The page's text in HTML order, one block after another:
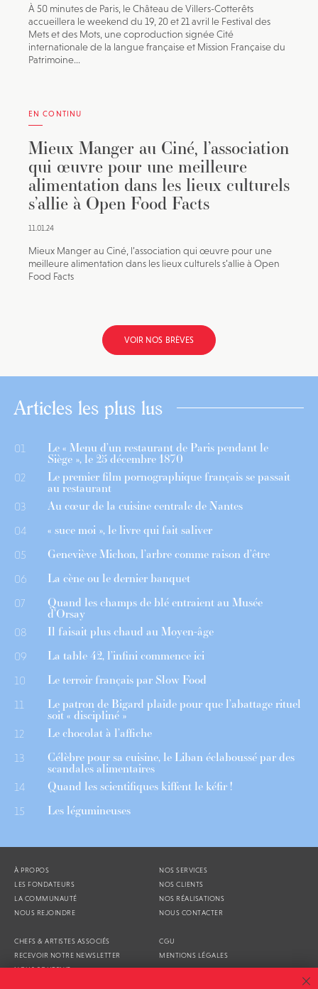
À 50 minutes de Paris, le Château de Villers-Cotterêts
accueillera le weekend du 19, 20 et 21 avril le Festival des
Mets et des Mots, une coproduction signée Cité
internationale de la langue française et Mission Française du
Patrimoine...
EN CONTINU
Mieux Manger au Ciné, l’association
qui œuvre pour une meilleure
alimentation dans les lieux culturels
s’allie à Open Food Facts
11.01.24
Mieux Manger au Ciné, l’association qui œuvre pour une
meilleure alimentation dans les lieux culturels s’allie à Open
Food Facts
VOIR NOS BRÈVES
Articles les plus lus
01 Le « Menu d’un restaurant de Paris pendant le
Siège », le 25 décembre 1870
02 Le premier film pornographique français se passait
au restaurant
03 Au cœur de la cuisine centrale de Nantes
04 « suce moi », le livre qui fait saliver
05 Geneviève Michon, l’arbre comme raison d’être
06 La cène ou le dernier banquet
07 Quand les champs de blé entraient au Musée
d’Orsay
08 Il faisait plus chaud au Moyen-âge
09 La table 42, l’infini commence ici
10 Le terroir français par Slow Food
11 Le patron de Bigard plaide pour que l’abattage rituel
soit « discipliné »
12 Le chocolat à l’affiche
13 Célèbre pour sa cuisine, le Liban éclaboussé par des
scandales alimentaires
14 Quand les scientifiques kiffent le kéfir !
15 Les légumineuses
À PROPOS
LES FONDATEURS
LA COMMUNAUTÉ
NOUS REJOINDRE
NOS SERVICES
NOS CLIENTS
NOS RÉALISATIONS
NOUS CONTACTER
CHEFS & ARTISTES ASSOCIÉS
RECEVOIR NOTRE NEWSLETTER
NOUS SOUTENIR
CGU
MENTIONS LÉGALES